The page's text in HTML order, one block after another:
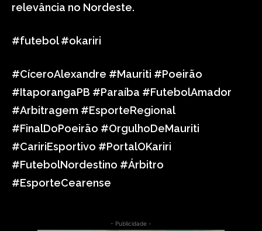
relevância no Nordeste.
#futebol #okariri
#CíceroAlexandre #Mauriti #Poeirão
#ItaporangaPB #Paraíba #FutebolAmador
#Arbitragem #EsporteRegional
#FinalDoPoeirão #OrgulhoDeMauriti
#CaririEsportivo #PortalOKariri
#FutebolNordestino #Árbitro
#EsporteCearense
- Publicidade -